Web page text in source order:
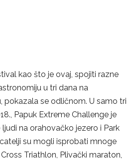
kao što je ovaj, spojiti razne
u tri dana na
pokazala se odličnom. U samo tri
Papuk Extreme Challenge je
na orahovačko jezero i Park
su mogli isprobati mnoge
Triathlon, Plivački maraton,